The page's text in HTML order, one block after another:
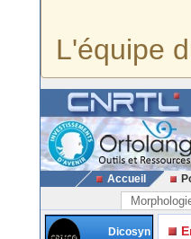
L'équipe
Accueil
Dicosyn